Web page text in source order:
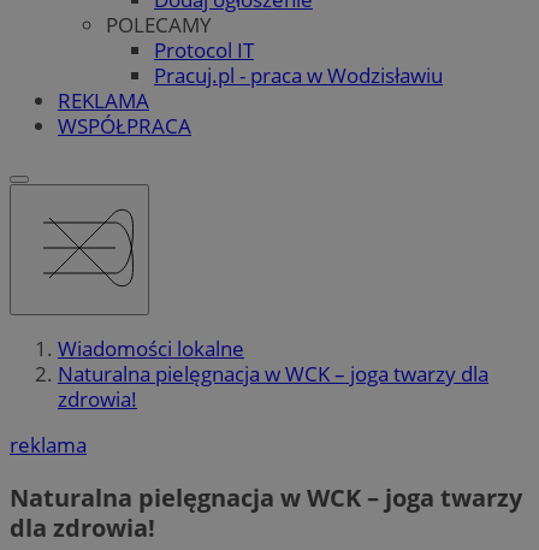
POLECAMY
Protocol IT
Pracuj.pl - praca w Wodzisławiu
REKLAMA
WSPÓŁPRACA
Wiadomości lokalne
Naturalna pielęgnacja w WCK – joga twarzy dla
zdrowia!
reklama
Naturalna pielęgnacja w WCK – joga twarzy
dla zdrowia!